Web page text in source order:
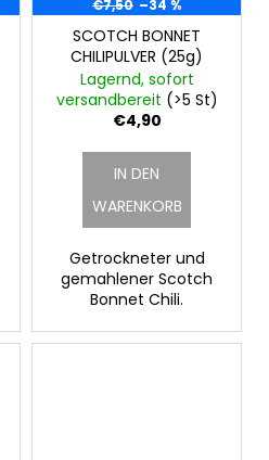
€7,50 –34 %
SCOTCH BONNET
CHILIPULVER (25g)
Lagernd, sofort
versandbereit (>5 St)
€4,90
IN DEN
WARENKORB
Getrockneter und
gemahlener Scotch
Bonnet Chili.